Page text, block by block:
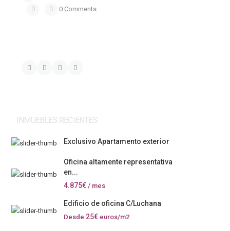
0 Comments
INMUEBLES RECIENTES
Exclusivo Apartamento exterior
Oficina altamente representativa
en...
4.875€ / mes
Edificio de oficina C/Luchana
Desde 25€ euros/m2